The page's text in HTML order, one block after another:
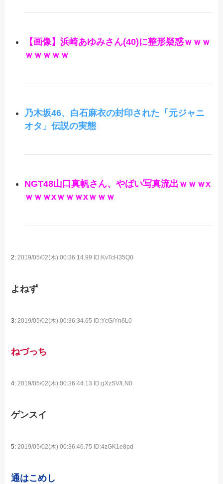
【画像】浜崎あゆみさん(40)に整形疑惑ｗｗｗ
ｗｗｗｗｗ
乃木坂46、白石麻衣の封印された「元ジャニ
オタ」伝説の実態
NGT48山口真帆さん、やばい写真流出ｗｗｗx
ｗｗｗxｗｗｗxｗｗｗ
2: 2019/05/02(木) 00:36:14.99 ID:KvTcH35Q0
よねず
3: 2019/05/02(木) 00:36:34.65 ID:YcG/Yn6L0
ねづっち
4:2019/05/02(木) 00:36:44.13 ID:gXzSV/LN0
ゲンスイ
5:2019/05/02(木) 00:36:46.75 ID:4zGK1e8pd
通はこめし